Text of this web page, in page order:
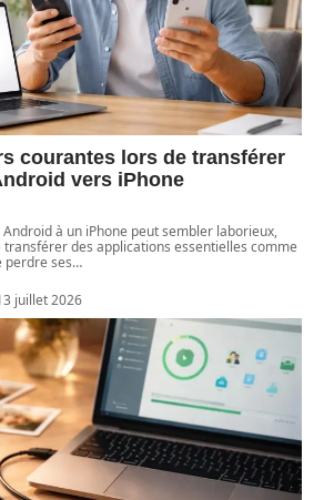
courantes lors de transférer
vers iPhone
à un iPhone peut sembler laborieux,
des applications essentielles comme
perdre ses…
juillet 2026